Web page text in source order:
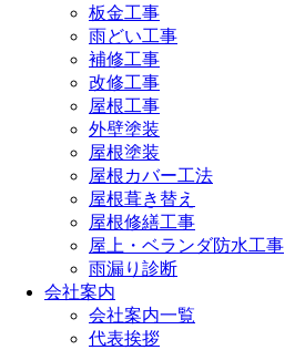
板金工事
雨どい工事
補修工事
改修工事
屋根工事
外壁塗装
屋根塗装
屋根カバー工法
屋根葺き替え
屋根修繕工事
屋上・ベランダ防水工事
雨漏り診断
会社案内
会社案内一覧
代表挨拶